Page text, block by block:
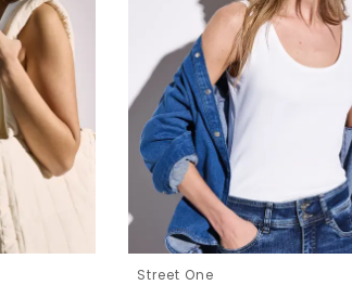
Street One